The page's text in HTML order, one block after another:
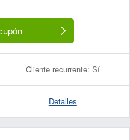
Cliente recurrente: Sí
Detalles